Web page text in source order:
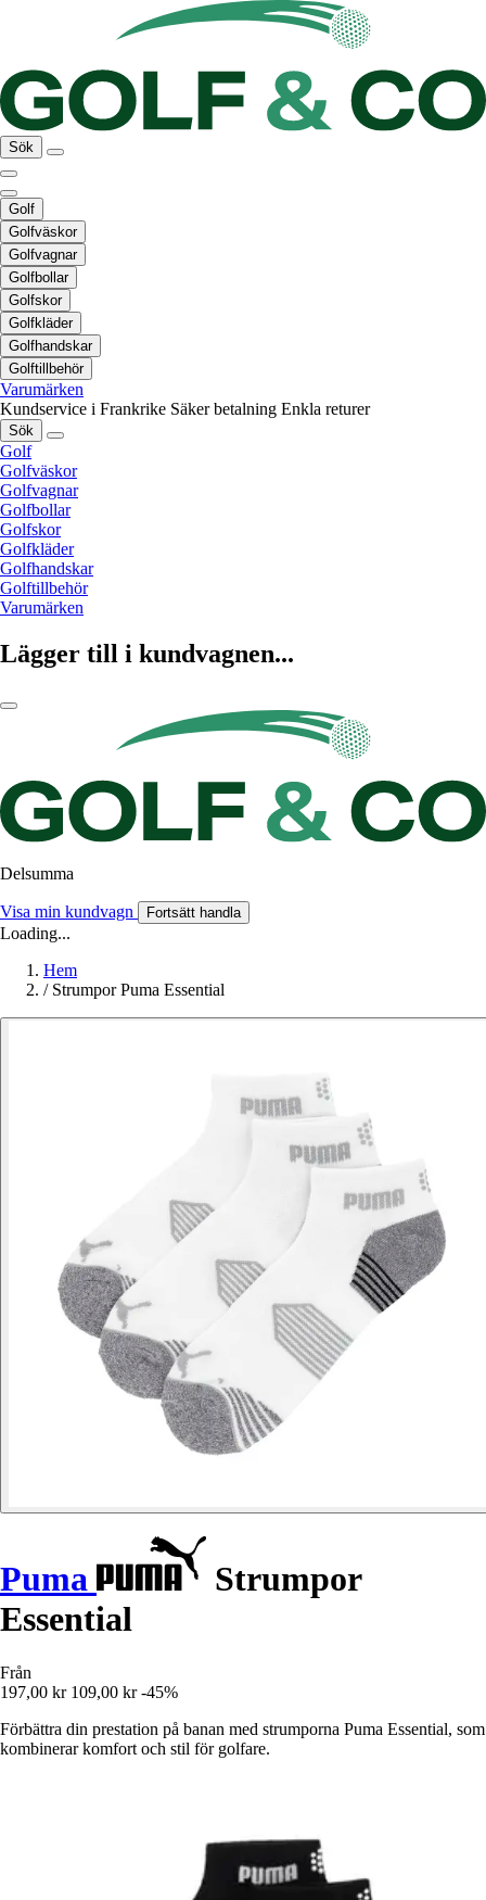
Sök
Golf
Golfväskor
Golfvagnar
Golfbollar
Golfskor
Golfkläder
Golfhandskar
Golftillbehör
Varumärken
Kundservice i Frankrike Säker betalning Enkla returer
Sök
Golf
Golfväskor
Golfvagnar
Golfbollar
Golfskor
Golfkläder
Golfhandskar
Golftillbehör
Varumärken
Lägger till i kundvagnen...
Delsumma
Visa min kundvagn Fortsätt handla
Loading...
Hem
/ Strumpor Puma Essential
Puma
Strumpor
Essential
Från
197,00 kr 109,00 kr -45%
Förbättra din prestation på banan med strumporna Puma Essential, som
kombinerar komfort och stil för golfare.